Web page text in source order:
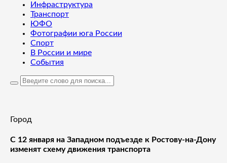
Инфраструктура
Транспорт
ЮФО
Фотографии юга России
Спорт
В России и мире
События
Город
С 12 января на Западном подъезде к Ростову-на-Дону
изменят схему движения транспорта